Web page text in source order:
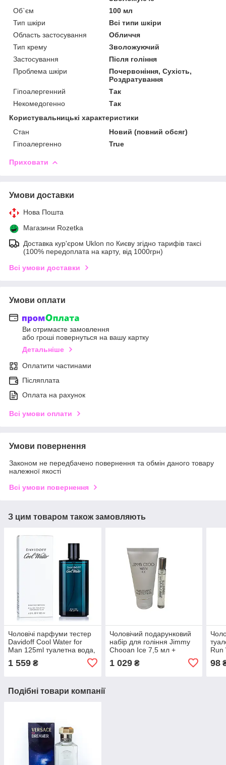
Об`єм
100 мл
Тип шкіри
Всі типи шкіри
Область застосування
Обличчя
Тип крему
Зволожуючий
Застосування
Після гоління
Проблема шкіри
Почервоніння, Сухість,
Роздратування
Гіпоалергенний
Так
Некомедогенно
Так
Користувальницькі характеристики
Стан
Новий (повний обсяг)
Гіпоалергенно
True
Приховати
Умови доставки
Нова Пошта
Магазини Rozetka
Доставка кур'єром Uklon по Києву згідно тарифів таксі
(100% передоплата на карту, від 1000грн)
Всі умови доставки
Умови оплати
Ви отримаєте замовлення
або гроші повернуться на вашу картку
Детальніше
Оплатити частинами
Післяплата
Оплата на рахунок
Всі умови оплати
Умови повернення
Законом не передбачено повернення та обмін даного товару
належної якості
Всі умови повернення
З цим товаром також замовляють
Чоловічі парфуми тестер
Davidoff Cool Water for
Man 125ml туалетна вода,
морський пряний аромат
1 559 ₴
Чоловічий подарунковий
набір для гоління Jimmy
Chooan Ice 7,5 мл +
парфумований бальзам
після гоління 50 мл
1 029₴
Run
98
Подібні товари компанії